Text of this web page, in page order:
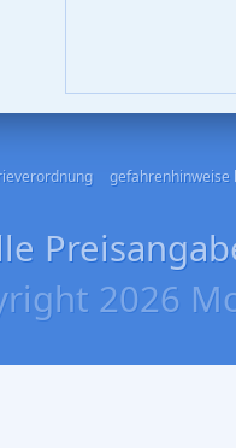
gefahrenhinweise
2026